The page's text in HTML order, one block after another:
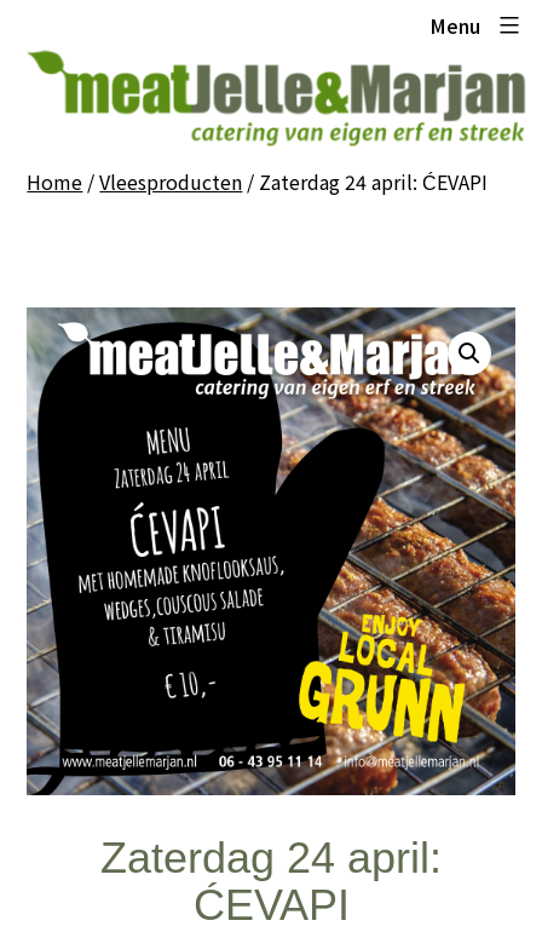
naarJelle
Menu
Home /Vleesproducten / Zaterdag 24 april: ĆEVAPI
Zaterdag 24 april:
ĆEVAPI